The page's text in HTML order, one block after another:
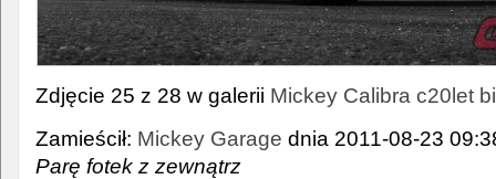
Zdjęcie 25 z 28 w galerii Mickey Calibra c20let
Zamieścił: Mickey Garage dnia 2011-08-23
Parę fotek z zewnątrz